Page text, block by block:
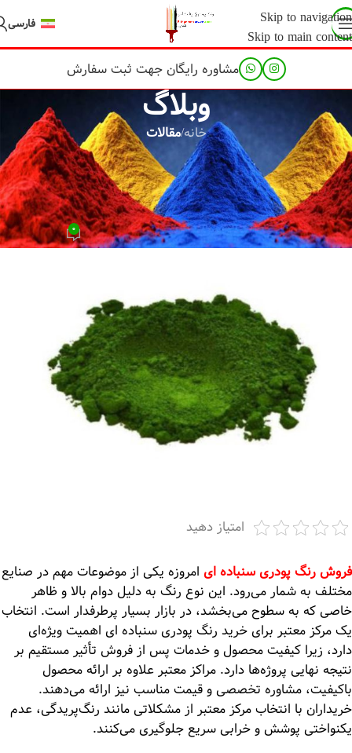
Skip to navigation
Skip to main content
فارسی
مشاوره رایگان جهت ثبت سفارش
وبلاگ
خانه/مقالات
مقالات
بهترین مرکز فروش رنگ پودری سنباده
ای کدام است؟
hojrejo@adminitدر تاریخ ۶ دی ۱۴۰۴ ۰
امتیاز دهید
فروش رنگ پودری سنباده ای امروزه یکی از موضوعات مهم در صنایع
مختلف به شمار می‌رود. این نوع رنگ به دلیل دوام بالا و ظاهر
خاصی که به سطوح می‌بخشد، در بازار بسیار پرطرفدار است. انتخاب
یک مرکز معتبر برای خرید رنگ پودری سنباده ای اهمیت ویژه‌ای
دارد، زیرا کیفیت محصول و خدمات پس از فروش تأثیر مستقیم بر
نتیجه نهایی پروژه‌ها دارد. مراکز معتبر علاوه بر ارائه محصول
باکیفیت، مشاوره تخصصی و قیمت مناسب نیز ارائه می‌دهند.
خریداران با انتخاب مرکز معتبر از مشکلاتی مانند رنگ‌پریدگی، عدم
یکنواختی پوشش و خرابی سریع جلوگیری می‌کنند.